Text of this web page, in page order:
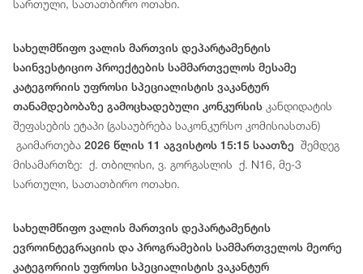
სართული, სათათბირო ოთახი.
სახელმწიფო ვალის მართვის დეპარტამენტის
საინვესტიციო პროექტების სამმართველოს მესამე
კატეგორიის უფროსი სპეციალისტის ვაკანტურ
თანამდებობაზე გამოცხადებული კონკურსის კანდიდატის
შეფასების ეტაპი (გასაუბრება საკონკურსო კომისიასთან)
გაიმართება 2026 წლის 11 აგვისტოს 15:15 საათზე შემდეგ
მისამართზე: ქ. თბილისი, ვ. გორგასლის ქ. N16, მე-3
სართული, სათათბირო ოთახი.
სახელმწიფო ვალის მართვის დეპარტამენტის
ევროინტეგრაციის და პროგრამების სამმართველოს მეორე
კატეგორიის უფროსი სპეციალისტის ვაკანტურ